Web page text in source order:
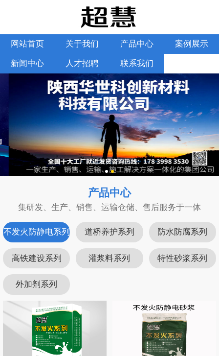
网站首页 关于我们 产品中心 案例展示
新闻中心 人才招聘 联系我们
产品中心
集研发、生产、销售、运输仓储、售后服务于一体
不发火防静电系列 道桥养护系列 防水防腐系列
高铁建设系列 灌浆料系列 特性砂浆系列
外加剂系列